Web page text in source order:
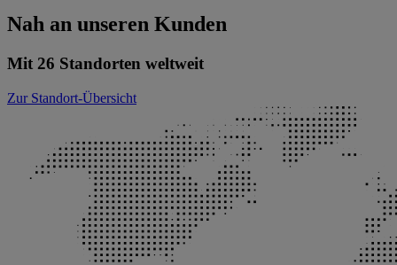
Nah an unseren Kunden
Mit 26 Standorten weltweit
Zur Standort-Übersicht